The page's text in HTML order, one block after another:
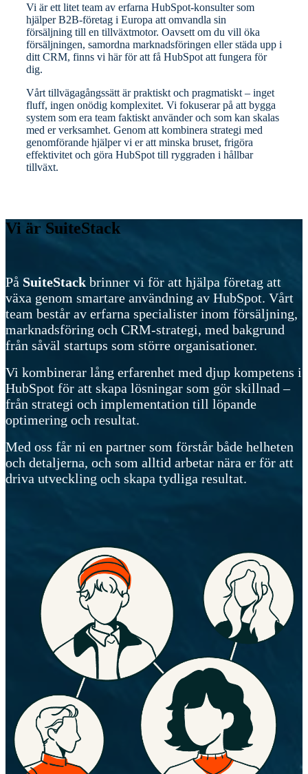
Vi är ett litet team av erfarna HubSpot-konsulter som
hjälper B2B-företag i Europa att omvandla sin
försäljning till en tillväxtmotor. Oavsett om du vill öka
försäljningen, samordna marknadsföringen eller städa upp i
ditt CRM, finns vi här för att få HubSpot att fungera för
dig.
Vårt tillvägagångssätt är praktiskt och pragmatiskt – inget
fluff, ingen onödig komplexitet. Vi fokuserar på att bygga
system som era team faktiskt använder och som kan skalas
med er verksamhet. Genom att kombinera strategi med
genomförande hjälper vi er att minska bruset, frigöra
effektivitet och göra HubSpot till ryggraden i hållbar
tillväxt.
Vi är SuiteStack
På SuiteStack brinner vi för att hjälpa företag att
växa genom smartare användning av HubSpot. Vårt
team består av erfarna specialister inom försäljning,
marknadsföring och CRM-strategi, med bakgrund
från såväl startups som större organisationer.
Vi kombinerar lång erfarenhet med djup kompetens i
HubSpot för att skapa lösningar som gör skillnad –
från strategi och implementation till löpande
optimering och resultat.
Med oss får ni en partner som förstår både helheten
och detaljerna, och som alltid arbetar nära er för att
driva utveckling och skapa tydliga resultat.